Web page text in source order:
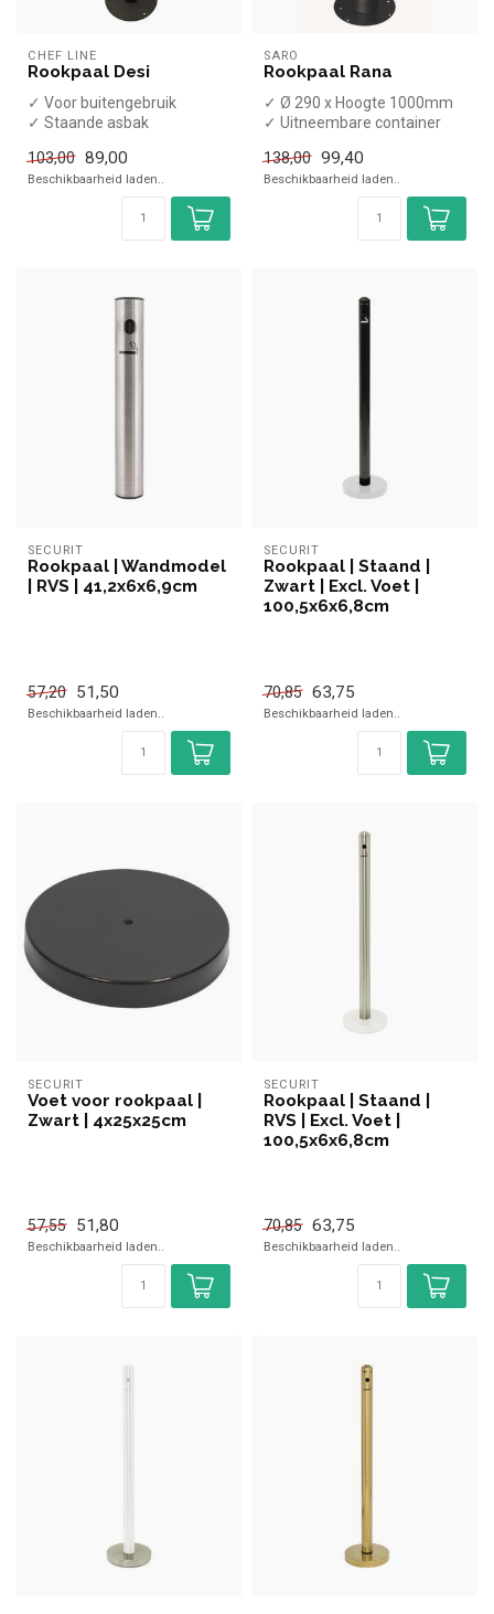
CHEF LINE
Rookpaal Desi
✓ Voor buitengebruik
✓ Staande asbak
103,00 89,00
Beschikbaarheid laden..
SARO
Rookpaal Rana
✓ Ø 290 x Hoogte 1000mm
✓ Uitneembare container
138,00 99,40
Beschikbaarheid laden..
SECURIT
Rookpaal | Wandmodel
| RVS | 41,2x6x6,9cm
57,20 51,50
Beschikbaarheid laden..
SECURIT
Rookpaal | Staand |
Zwart | Excl. Voet |
100,5x6x6,8cm
70,85 63,75
Beschikbaarheid laden..
SECURIT
Voet voor rookpaal |
Zwart | 4x25x25cm
57,55 51,80
Beschikbaarheid laden..
SECURIT
Rookpaal | Staand |
RVS | Excl. Voet |
100,5x6x6,8cm
70,85 63,75
Beschikbaarheid laden..